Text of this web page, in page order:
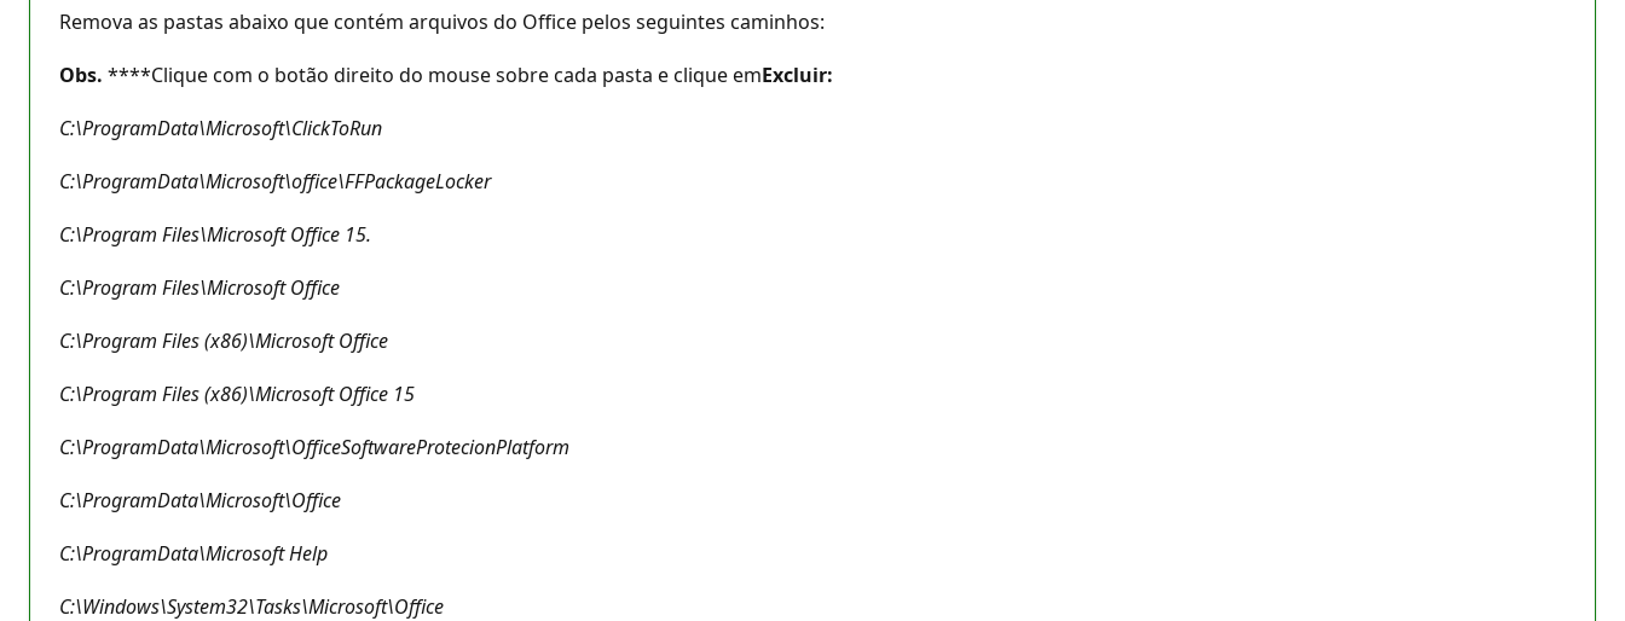
Remova as pastas abaixo que contém arquivos do Office pelos seguintes caminhos:
Obs. ****Clique com o botão direito do mouse sobre cada pasta e clique emExcluir:
C:\ProgramData\Microsoft\ClickToRun
C:\ProgramData\Microsoft\office\FFPackageLocker
C:\Program Files\Microsoft Office 15.
C:\Program Files\Microsoft Office
C:\Program Files (x86)\Microsoft Office
C:\Program Files (x86)\Microsoft Office 15
C:\ProgramData\Microsoft\OfficeSoftwareProtecionPlatform
C:\ProgramData\Microsoft\Office
C:\ProgramData\Microsoft Help
C:\Windows\System32\Tasks\Microsoft\Office